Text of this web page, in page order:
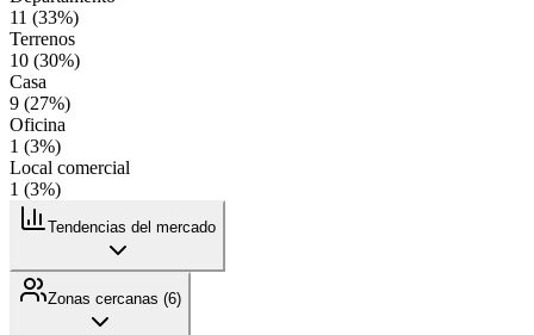
11 (33%)
Terrenos
10 (30%)
Casa
9 (27%)
Oficina
1 (3%)
Local comercial
1 (3%)
Tendencias del mercado
Zonas cercanas (6)